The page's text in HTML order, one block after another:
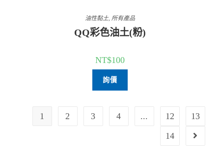
油性黏土 所有產品
QQ彩色油土(粉)
NT$100
詢價
1 2 3 4 ... 12
13
14